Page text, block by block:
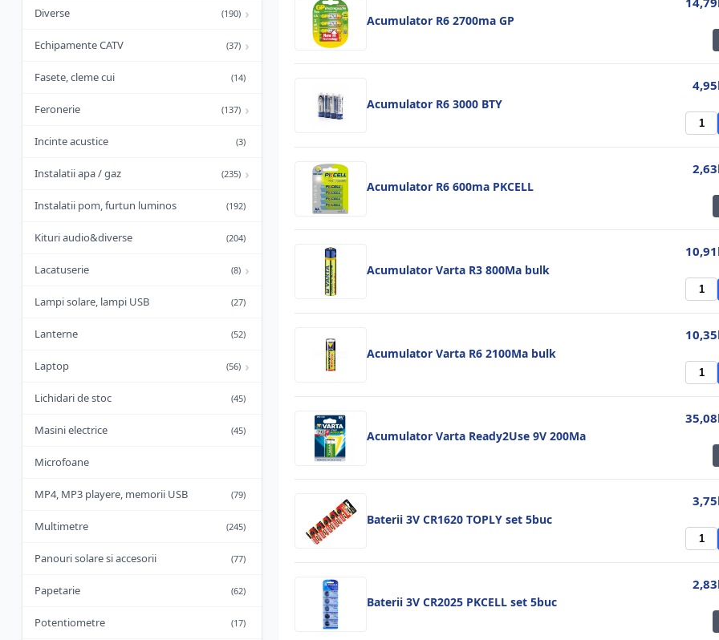
Diverse (190) ›
Echipamente CATV (37) ›
Fasete, cleme cui (14)
Feronerie (137) ›
Incinte acustice (3)
Instalatii apa / gaz (235) ›
Instalatii pom, furtun luminos (192)
Kituri audio&diverse (204)
Lacatuserie (8) ›
Lampi solare, lampi USB (27)
Lanterne (52)
Laptop (56) ›
Lichidari de stoc (45)
Masini electrice (45)
Microfoane
MP4, MP3 playere, memorii USB (79)
Multimetre (245)
Panouri solare si accesorii (77)
Papetarie (62)
Potentiometre (17)
Acumulator R6 2700ma GP
Acumulator R6 3000 BTY
Acumulator R6 600ma PKCELL
Acumulator Varta R3 800Ma bulk
Acumulator Varta R6 2100Ma bulk
Acumulator Varta Ready2Use 9V 200Ma
Baterii 3V CR1620 TOPLY set 5buc
Baterii 3V CR2025 PKCELL set 5buc